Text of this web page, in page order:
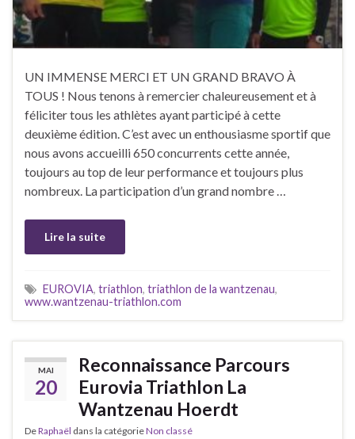
UN IMMENSE MERCI ET UN GRAND BRAVO À
TOUS ! Nous tenons à remercier chaleureusement et à
féliciter tous les athlètes ayant participé à cette
deuxième édition. C’est avec un enthousiasme sportif que
nous avons accueilli 650 concurrents cette année,
toujours au top de leur performance et toujours plus
nombreux. La participation d’un grand nombre …
Lire la suite
EUROVIA, triathlon, triathlon de la wantzenau,
www.wantzenau-triathlon.com
MAI
20
Reconnaissance Parcours
Eurovia Triathlon La
Wantzenau Hoerdt
DeRaphaël dans la catégorieNon classé